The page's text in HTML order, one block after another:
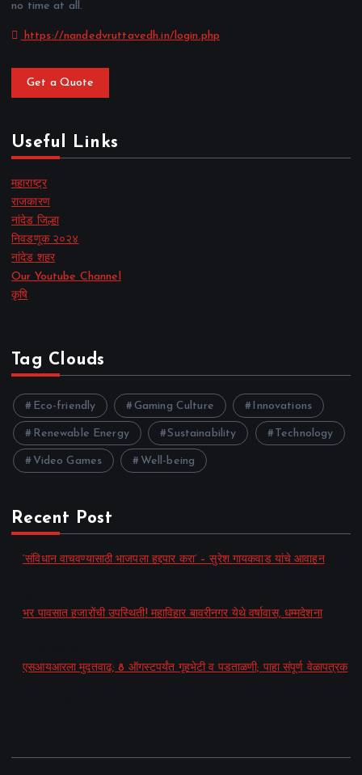
no time at all.
https://nandedvruttavedh.in/login.php
Get a Quote
Useful Links
महाराष्ट्र
राजकारण
नांदेड जिल्हा
निवडणूक २०२४
नांदेड शहर
Our Youtube Channel
कृषि
Tag Clouds
Eco-friendly Gaming Culture Innovations
Renewable Energy Sustainability Technology
Video Games Well-being
Recent Post
‘संविधान वाचवण्यासाठी भाजपला हद्दपार करा’ – सुरेश गायकवाड यांचे आवाहन
भर पावसात हजारोंची उपस्थिती! महाविहार बावरीनगर येथे वर्षावास, धम्मदेशना
एसआयआरला मुदतवाढ; 8 ऑगस्टपर्यंत गृहभेटी व पडताळणी; पाहा संपूर्ण वेळापत्रक